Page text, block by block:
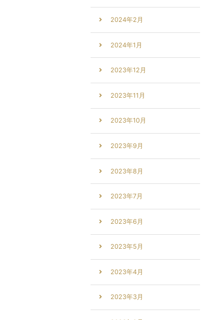
2024年2月
2024年1月
2023年12月
2023年11月
2023年10月
2023年9月
2023年8月
2023年7月
2023年6月
2023年5月
2023年4月
2023年3月